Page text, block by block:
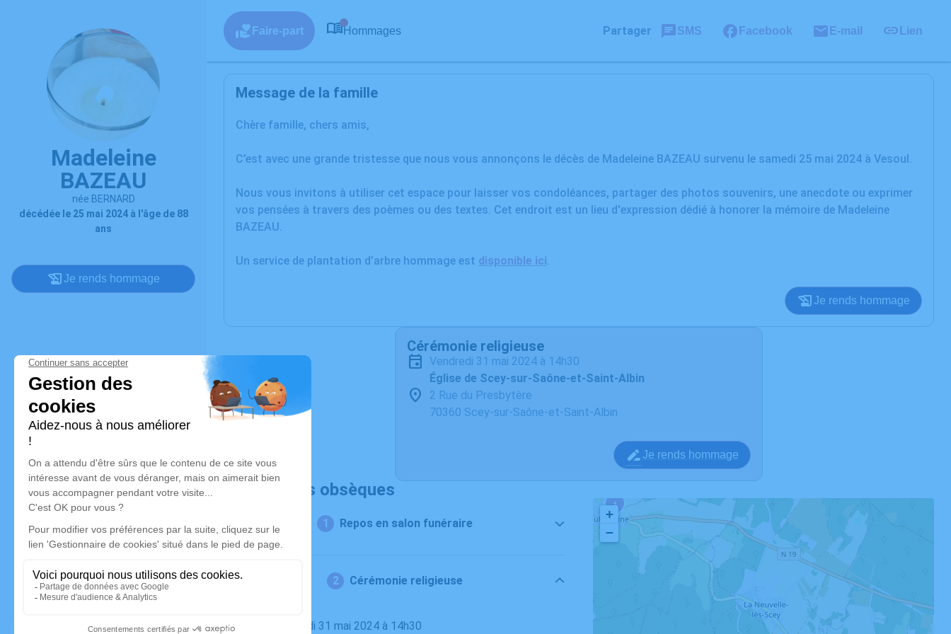
Madeleine
BAZEAU
née BERNARD
décédée le 25 mai 2024 à l'âge de 88
ans
Je rends hommage
Faire-part Hommages Partager SMS Facebook E-mail Lien
Message de la famille
Chère famille, chers amis,
C’est avec une grande tristesse que nous vous annonçons le décès de Madeleine BAZEAU survenu le samedi 25 mai 2024 à Vesoul.
Nous vous invitons à utiliser cet espace pour laisser vos condoléances, partager des photos souvenirs, une anecdote ou exprimer
vos pensées à travers des poèmes ou des textes. Cet endroit est un lieu d'expression dédié à honorer la mémoire de Madeleine
BAZEAU.
Un service de plantation d’arbre hommage est disponible ici.
Je rends hommage
Cérémonie religieuse
vendredi 31 mai 2024 à 14h30
Église de Scey-sur-Saône-et-Saint-Albin
2 Rue du Presbytère
70360 Scey-sur-Saône-et-Saint-Albin
Je rends hommage
Déroulé des obsèques
Repos en salon funéraire
Cérémonie religieuse
Le vendredi 31 mai 2024 à 14h30
1
+
−